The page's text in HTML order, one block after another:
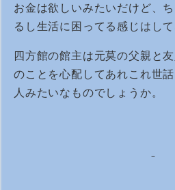
お金は欲しいみたいだけど、
るし生活に困ってる感じはして
四方館の館主は元莫の父親と
のことを心配してあれこれ世
人みたいなものでしょうか。